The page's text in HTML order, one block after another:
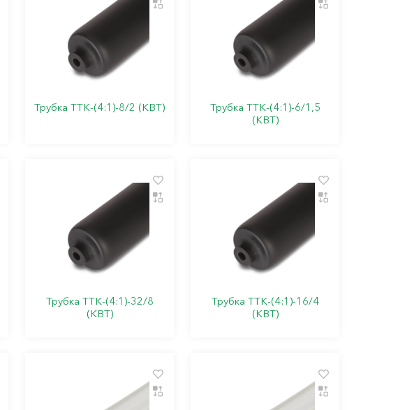
Трубка ТТК-(4:1)-8/2 (КВТ)
Трубка ТТК-(4:1)-6/1,5
(КВТ)
Трубка ТТК-(4:1)-32/8
(КВТ)
Трубка ТТК-(4:1)-16/4
(КВТ)